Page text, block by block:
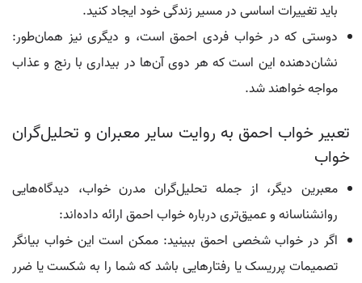
باید تغییرات اساسی در مسیر زندگی خود ایجاد کنید.
دوستی که در خواب فردی احمق است، و دیگری نیز همان‌طور:
نشان‌دهنده این است که هر دوی آن‌ها در بیداری با رنج و عذاب
مواجه خواهند شد.
تعبیر خواب احمق به روایت سایر معبران و تحلیل‌گران
خواب
معبرین دیگر، از جمله تحلیل‌گران مدرن خواب، دیدگاه‌هایی
روانشناسانه‌ و عمیق‌تری درباره خواب احمق ارائه داده‌اند:
اگر در خواب شخصی احمق ببینید: ممکن است این خواب بیانگر
تصمیمات پرریسک یا رفتارهایی باشد که شما را به شکست یا ضرر